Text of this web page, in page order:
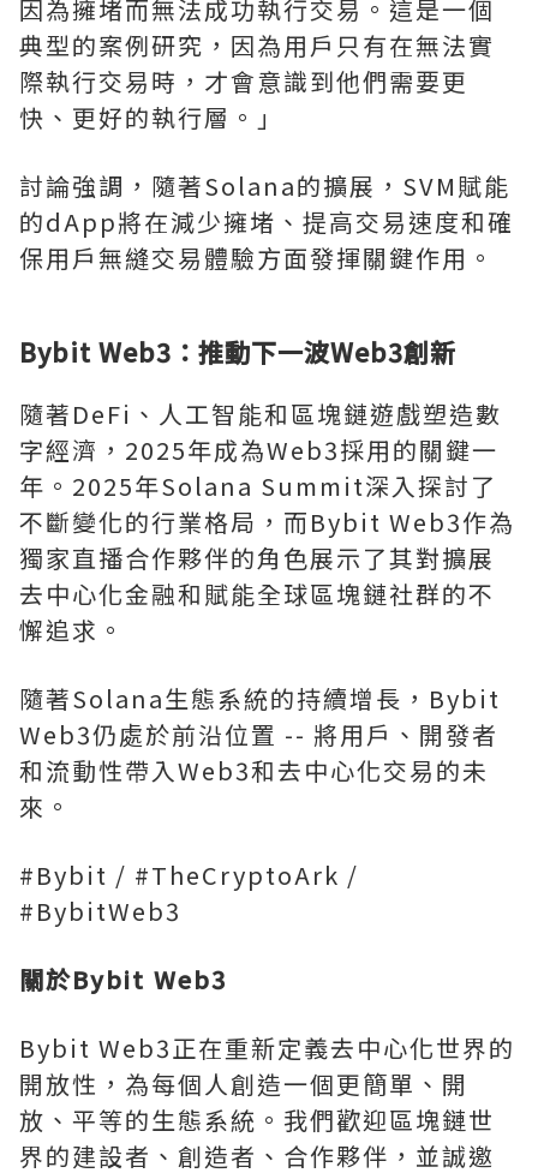
因為擁堵而無法成功執行交易。這是一個
典型的案例研究，因為用戶只有在無法實
際執行交易時，才會意識到他們需要更
快、更好的執行層。」
討論強調，隨著Solana的擴展，SVM賦能
的dApp將在減少擁堵、提高交易速度和確
保用戶無縫交易體驗方面發揮關鍵作用。
Bybit Web3：推動下一波Web3創新
隨著DeFi、人工智能和區塊鏈遊戲塑造數
字經濟，2025年成為Web3採用的關鍵一
年。2025年Solana Summit深入探討了
不斷變化的行業格局，而Bybit Web3作為
獨家直播合作夥伴的角色展示了其對擴展
去中心化金融和賦能全球區塊鏈社群的不
懈追求。
隨著Solana生態系統的持續增長，Bybit
Web3仍處於前沿位置 -- 將用戶、開發者
和流動性帶入Web3和去中心化交易的未
來。
#Bybit / #TheCryptoArk /
#BybitWeb3
關於Bybit Web3
Bybit Web3正在重新定義去中心化世界的
開放性，為每個人創造一個更簡單、開
放、平等的生態系統。我們歡迎區塊鏈世
界的建設者、創造者、合作夥伴，並誠邀